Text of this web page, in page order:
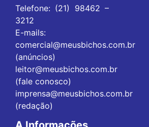
Telefone: (21) 98462 –
3212
E-mails:
comercial@meusbichos.com.br
(anúncios)
leitor@meusbichos.com.br
(fale conosco)
imprensa@meusbichos.com.br
(redação)